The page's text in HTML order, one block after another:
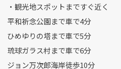
・観光地スポットまですぐ近く
平和祈念公園まで車で4分
ひめゆりの塔まで車で5分
琉球ガラス村まで車で6分
ジョン万次郎海岸徒歩10分